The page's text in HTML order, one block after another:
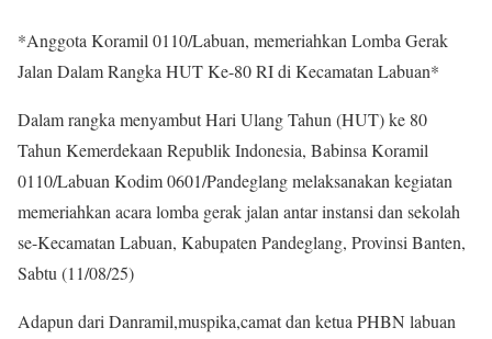
*Anggota Koramil 0110/Labuan, memeriahkan Lomba Gerak
Jalan Dalam Rangka HUT Ke-80 RI di Kecamatan Labuan*
Dalam rangka menyambut Hari Ulang Tahun (HUT) ke 80
Tahun Kemerdekaan Republik Indonesia, Babinsa Koramil
0110/Labuan Kodim 0601/Pandeglang melaksanakan kegiatan
memeriahkan acara lomba gerak jalan antar instansi dan sekolah
se-Kecamatan Labuan, Kabupaten Pandeglang, Provinsi Banten,
Sabtu (11/08/25)
Adapun dari Danramil,muspika,camat dan ketua PHBN labuan